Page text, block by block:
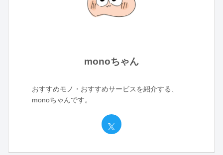
monoちゃん
おすすめモノ・おすすめサービスを紹介する、
monoちゃんです。